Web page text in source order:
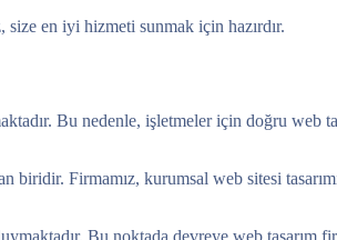
size en iyi hizmeti sunmak için hazırdır.
Bu nedenle, işletmeler için doğru web
Firmamız, kurumsal web sitesi